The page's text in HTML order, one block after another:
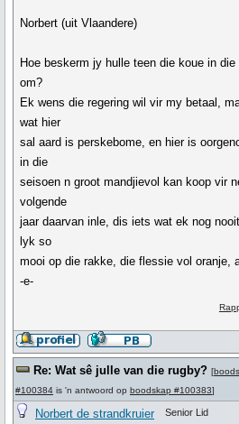
Norbert (uit Vlaandere)
Hoe beskerm jy hulle teen die koue in
om?
Ek wens die regering wil vir my betaal,
wat hier
sal aard is perskebome, en hier is
in die
seisoen n groot mandjievol kan koop vir
volgende
jaar daarvan inle, dis iets wat ek nog
lyk so
mooi op die rakke, die flessie vol oranje,
-e-
Re: Wat sê julle van die rugby? [
#100384 is 'n antwoord op boodskap #100383]
Norbert de strandkruier Senior Lid